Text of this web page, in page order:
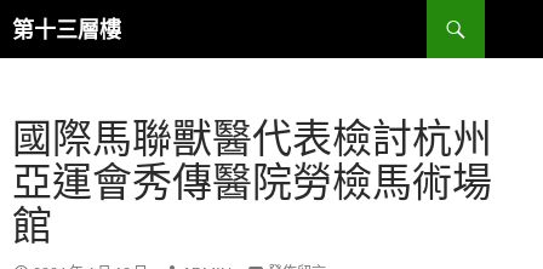
跳
至
內
容
第十三層樓
搜
尋
國際馬聯獸醫代表檢討杭州
亞運會秀傳醫院勞檢馬術場
館